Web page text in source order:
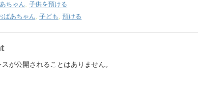
ちゃん, 子供を預ける
ばあちゃん, 子ども , 預ける
スが公開されることはありません。